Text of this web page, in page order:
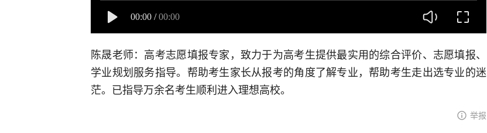
00:00 / 00:00
陈晟老师：高考志愿填报专家，致力于为高考生提供最实用的综合评价、志愿填报、
学业规划服务指导。帮助考生家长从报考的角度了解专业，帮助考生走出选专业的迷
茫。已指导万余名考生顺利进入理想高校。
举报